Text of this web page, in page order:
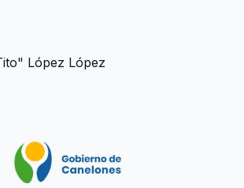
López López